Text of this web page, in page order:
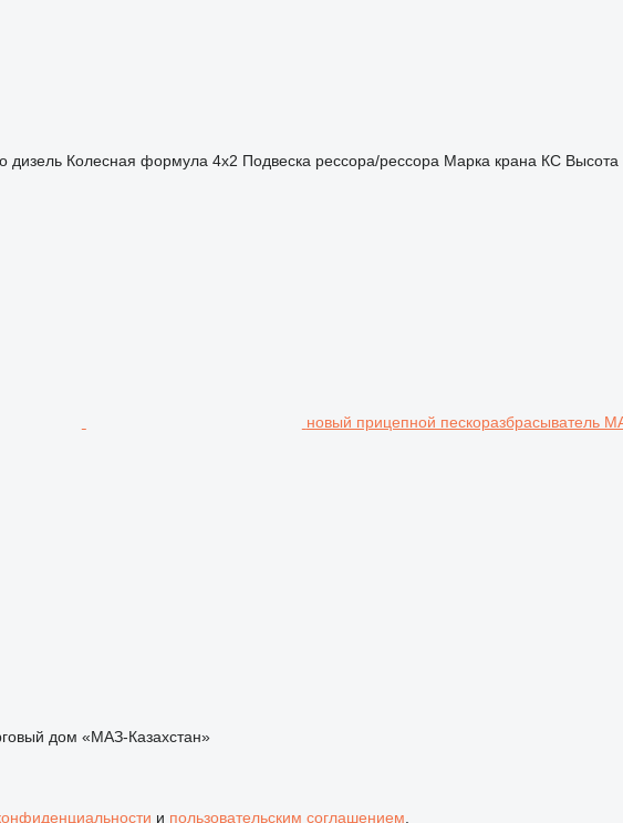
дизель Колесная формула 4x2 Подвеска рессора/рессора Марка крана КС
новый прицепной пескоразбрасыватель
дом «МАЗ-Казахстан»
и пользовательским соглашением